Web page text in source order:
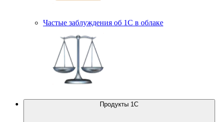
Частые заблуждения об 1С в облаке
Продукты 1С